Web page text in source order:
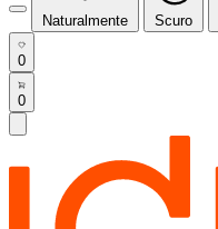
Naturalmente Scuro
0
0